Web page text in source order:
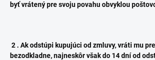
byť vrátený pre svoju povahu obvyklou
2 . Ak odstúpi kupujúci od zmluvy, vráti mu
bezodkladne, najneskôr však do 14 dní od